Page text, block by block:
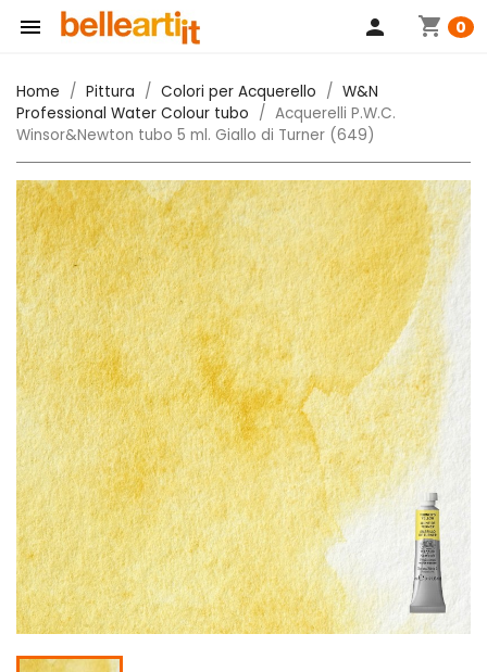
 shopping_cart 0
person
Home Pittura Colori per Acquerello
W&N
Professional Water Colour tubo
Acquerelli P.W.C.
Winsor&Newton tubo 5 ml. Giallo di Turner (649)